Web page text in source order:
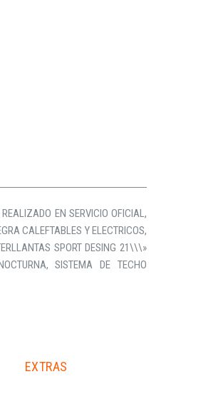
EN SERVICIO OFICIAL,
CALEFTABLES Y ELECTRICOS,
SPORT DESING 21\\\»
SISTEMA DE TECHO
EXTRAS